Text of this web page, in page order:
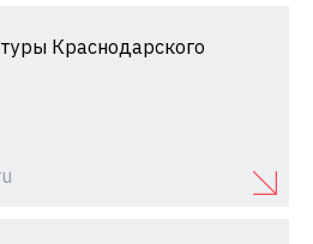
Краснодарского